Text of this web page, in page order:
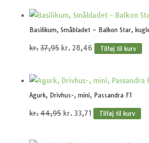
var:
kr.37,95.
kr.28,46.
Basilikum, Småbladet – Balkon Star,
kr.37,95 Den
kr.37,95.
kr. 28,46Den
kr.28,46.
Tilføj til kurv
Agurk, Drivhus-, mini, Passandra F1
kr.44,95 Den
kr. 33,71DenTilføj til kurv